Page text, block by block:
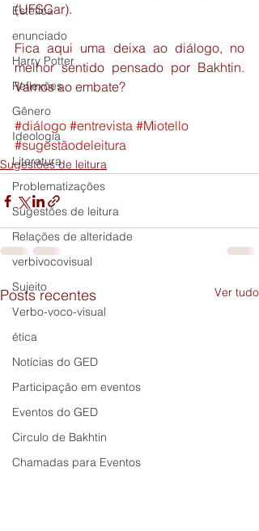
Estética
enunciado
Harry Potter
Reflexões
Gênero
Ideologia
Literatura
Problematizações
Sugestões de leitura
Relações de alteridade
verbivocovisual
Sujeito
Verbo-voco-visual
ética
Notícias do GED
Participação em eventos
Eventos do GED
Circulo de Bakhtin
Chamadas para Eventos
(UFSCar).
Fica aqui uma deixa ao diálogo, no
melhor sentido pensado por Bakhtin.
Vamos ao embate?
#diálogo #entrevista #Miotello
#sugestãodeleitura
Sugestões de leitura
Posts recentes Ver tudo